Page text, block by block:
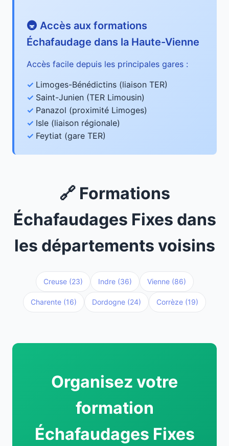
🚇 Accès aux formations
Échafaudage dans la Haute-Vienne
Accès facile depuis les principales gares :
Limoges-Bénédictins (liaison TER)
Saint-Junien (TER Limousin)
Panazol (proximité Limoges)
Isle (liaison régionale)
Feytiat (gare TER)
🔗 Formations
Échafaudages Fixes dans
les départements voisins
Creuse (23) Indre (36) Vienne (86)
Charente (16) Dordogne (24) Corrèze (19)
Organisez votre
formation
Échafaudages Fixes